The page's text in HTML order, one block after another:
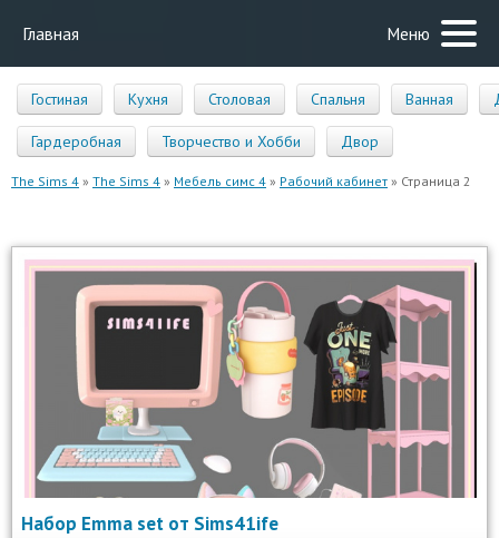
Главная Меню
Гостиная Кухня Столовая Спальня Ванная
Гардеробная Творчество и Хобби Двор
The Sims 4 » The Sims 4 » Мебель симс 4 » Рабочий кабинет » Страница 2
Набор Emma set от Sims41ife